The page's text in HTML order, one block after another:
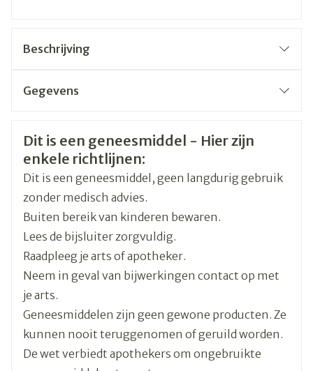
Beschrijving
Gegevens
Organisaties Boiron
Merken Boiron
Breedte 17 mm
Lengte 66 mm
Diepte 15 mm
Hoeveelheid
Verpakking
4
Veiligheidsinformatie
Dit is een geneesmiddel - Hier zijn
enkele richtlijnen:
Dit is een geneesmiddel, geen langdurig gebruik
zonder medisch advies.
Buiten bereik van kinderen bewaren.
Lees de bijsluiter zorgvuldig.
Raadpleeg je arts of apotheker.
Neem in geval van bijwerkingen contact op met
je arts.
Geneesmiddelen zijn geen gewone producten. Ze
kunnen nooit teruggenomen of geruild worden.
De wet verbiedt apothekers om ongebruikte